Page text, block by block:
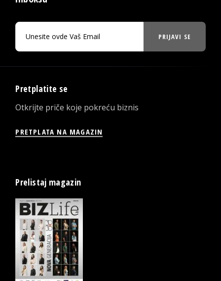
PRIJAVI SE
Pretplatite se
Otkrijte priče koje pokreću biznis
PRETPLATA NA MAGAZIN
Prelistaj magazin